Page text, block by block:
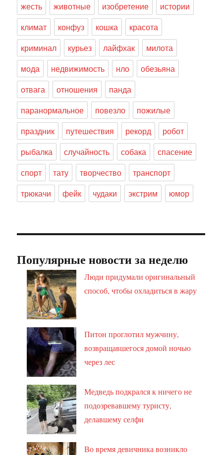
жесть животные изобретение
истории
климат
конфуз кошка
красота
криминал
курьез лайфхак
милота
мода
недвижимость нло
обезьяна
отвага
отношения
панда
паранормальное
повезло
пожилые
праздник
путешествия рекорд
робот
рыбалка
случайность собака
спасение
спорт
тату творчество
транспорт
трюкачи
фейк чудаки экстрим юмор
Популярные новости за неделю
Люди придумали оригинальный
способ, чтобы охладиться в жару
Питон проглотил мужчину,
возвращавшегося домой ночью
через лес
Медведь подкрался к ничего не
подозревавшему туристу,
делавшему селфи
Во время девичника возникло